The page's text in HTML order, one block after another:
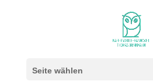
Seite wählen